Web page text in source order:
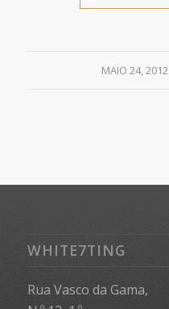
MAIO 24, 2012
/
WHITE7TING
Rua Vasco da Gama,